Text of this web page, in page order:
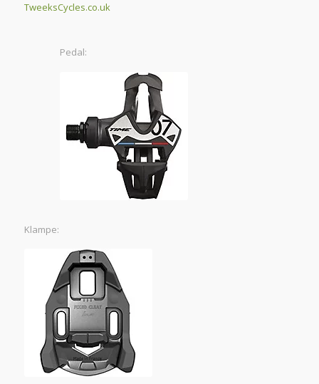
TweeksCycles.co.uk
Pedal:
Klampe: